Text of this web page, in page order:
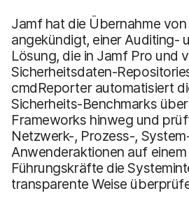
Jamf hat die Übernahme
angekündigt, einer Auditing-
Lösung, die in Jamf Pro und
Sicherheitsdaten-
cmdReporter automatisiert
Sicherheits-Benchmarks
Frameworks hinweg und
Netzwerk-, Prozess-,
Anwenderaktionen auf
Führungskräfte die
transparente Weise